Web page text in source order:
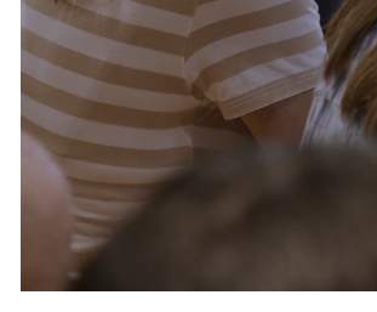
Servizi e accessibilità
Contatti
FAQ
Biglietti